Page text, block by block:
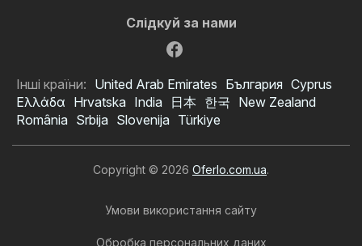
Слідкуй за нами
Інші країни: United Arab Emirates България Cyprus
Ελλάδα Hrvatska India 日本 한국 New Zealand
România Srbija Slovenija Türkiye
Copyright © 2026 Oferlo.com.ua.
Умови використання сайту
Обробка персональних даних